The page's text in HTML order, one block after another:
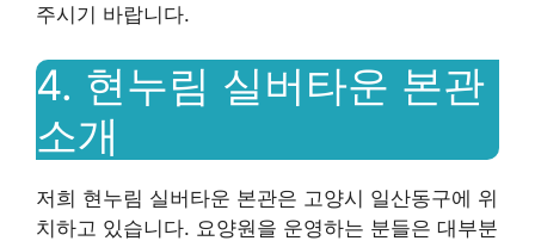
주시기 바랍니다.
4. 현누림 실버타운 본관
소개
저희 현누림 실버타운 본관은 고양시 일산동구에 위
치하고 있습니다. 요양원을 운영하는 분들은 대부분